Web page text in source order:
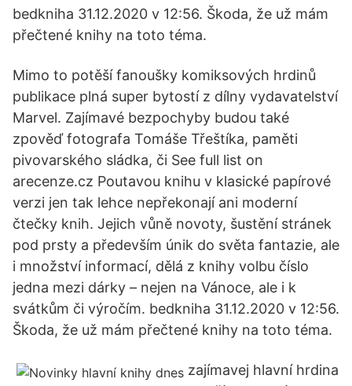
bedkniha 31.12.2020 v 12:56. Škoda, že už mám
přečtené knihy na toto téma.
Mimo to potěší fanoušky komiksových hrdinů
publikace plná super bytostí z dílny vydavatelství
Marvel. Zajímavé bezpochyby budou také
zpověď fotografa Tomáše Třeštíka, paměti
pivovarského sládka, či See full list on
arecenze.cz Poutavou knihu v klasické papírové
verzi jen tak lehce nepřekonají ani moderní
čtečky knih. Jejich vůně novoty, šustění stránek
pod prsty a především únik do světa fantazie, ale
i množství informací, dělá z knihy volbu číslo
jedna mezi dárky – nejen na Vánoce, ale i k
svátkům či výročím. bedkniha 31.12.2020 v 12:56.
Škoda, že už mám přečtené knihy na toto téma.
zajímavej hlavní hrdina